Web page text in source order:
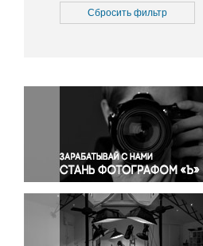
Медицина
Окружающая среда
Политика
Правосудие
Происшествия и конфликты
Религия
Светская жизнь
Спорт
Экология
Сбросить фильтр